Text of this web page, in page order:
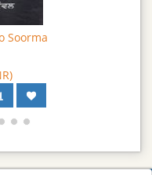
Soorma